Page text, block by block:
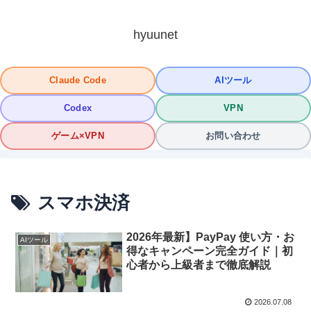
hyuunet
Claude Code AIツール
Codex VPN
ゲーム×VPN お問い合わせ
スマホ決済
AIツール
2026年最新】PayPay 使い方・お
得なキャンペーン完全ガイド｜初
心者から上級者まで徹底解説
2026.07.08